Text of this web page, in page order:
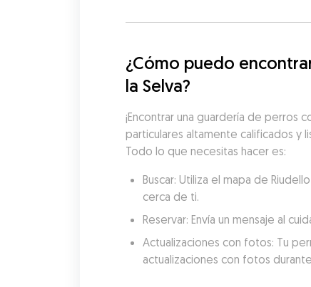
¿Cómo puedo
la Selva?
¡Encontrar una guardería de perros
particulares altamente calificados y
Todo lo que necesitas hacer es:
Buscar: Utiliza el mapa de
cerca de ti.
Reservar: Envía un mensaje al
Actualizaciones con fotos: Tu
actualizaciones con fotos